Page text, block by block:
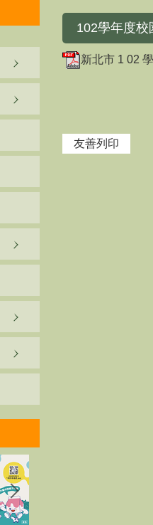
102學年度校
新北市 1 02
友善列印